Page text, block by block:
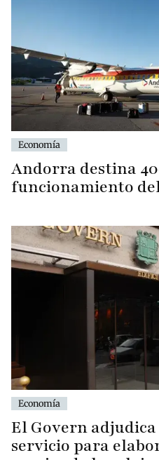
Economía
Andorra destina
funcionamiento
Economía
El Govern adjudica
servicio para